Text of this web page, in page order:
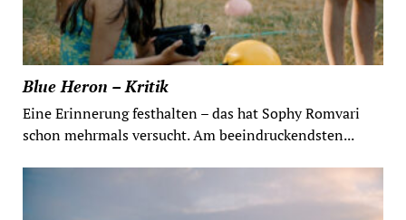
Blue Heron – Kritik
Eine Erinnerung festhalten – das hat Sophy Romvari
schon mehrmals versucht. Am beeindruckendsten...